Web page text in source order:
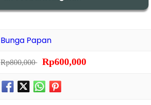
Bunga Papan
Rp800,000 Rp600,000